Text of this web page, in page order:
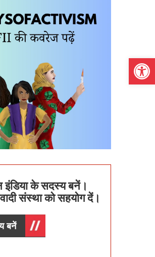
इंडिया के सदस्य बनें।
संस्था को सहयोग दें।
बनें